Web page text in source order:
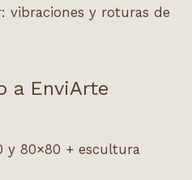
vibraciones y roturas de
a EnviArte
y 80×80 + escultura